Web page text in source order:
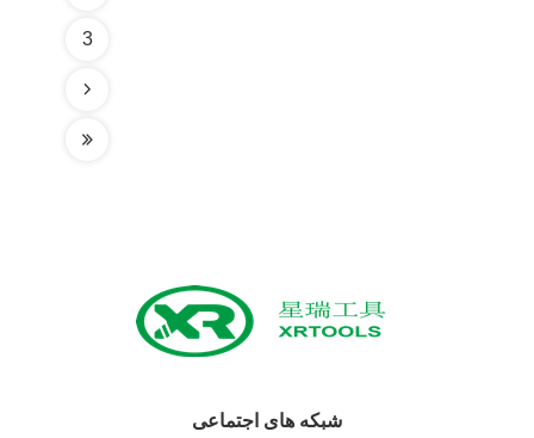
3
شبکه های اجتماعی